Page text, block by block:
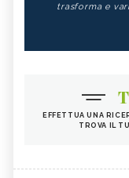
trasforma e
EFFETTUA UNA
TROVA IL